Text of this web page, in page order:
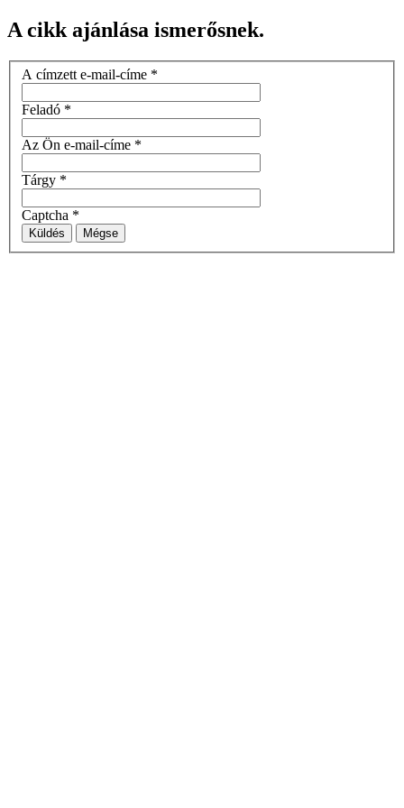
A cikk ajánlása ismerősnek.
A címzett e-mail-címe *
Feladó *
Az Ön e-mail-címe *
Tárgy *
Captcha *
Küldés Mégse